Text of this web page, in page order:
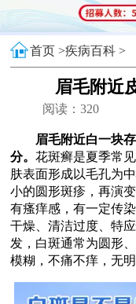
首页 >疾病百科 >
眉毛附近
阅读： 320
眉毛附近白一块存
分。花斑癣是夏季常
肤表面形成以毛孔为
小的圆形斑疹，再演
有瘙痒感，有一定传
干燥、清洁过度、特
发，白斑通常为圆形
模糊，不痛不痒，无